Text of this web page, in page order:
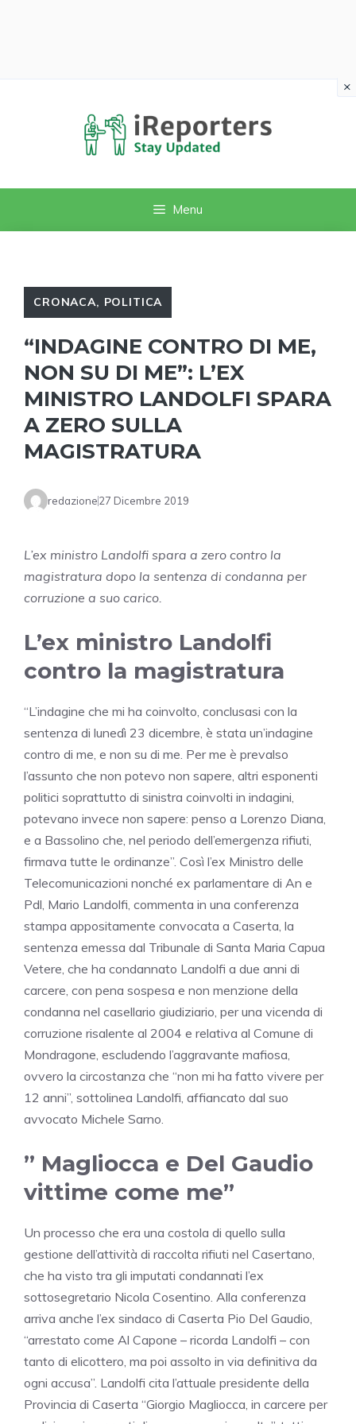
Menu
CRONACA, POLITICA
“INDAGINE CONTRO DI ME,
NON SU DI ME”: L’EX
MINISTRO LANDOLFI SPARA
A ZERO SULLA
MAGISTRATURA
redazione27 Dicembre 2019
L’ex ministro Landolfi spara a zero contro la
magistratura dopo la sentenza di condanna per
corruzione a suo carico.
L’ex ministro Landolfi
contro la magistratura
“L’indagine che mi ha coinvolto, conclusasi con la
sentenza di lunedì 23 dicembre, è stata un’indagine
contro di me, e non su di me. Per me è prevalso
l’assunto che non potevo non sapere, altri esponenti
politici soprattutto di sinistra coinvolti in indagini,
potevano invece non sapere: penso a Lorenzo Diana,
e a Bassolino che, nel periodo dell’emergenza rifiuti,
firmava tutte le ordinanze”. Così l’ex Ministro delle
Telecomunicazioni nonché ex parlamentare di An e
Pdl, Mario Landolfi, commenta in una conferenza
stampa appositamente convocata a Caserta, la
sentenza emessa dal Tribunale di Santa Maria Capua
Vetere, che ha condannato Landolfi a due anni di
carcere, con pena sospesa e non menzione della
condanna nel casellario giudiziario, per una vicenda di
corruzione risalente al 2004 e relativa al Comune di
Mondragone, escludendo l’aggravante mafiosa,
ovvero la circostanza che “non mi ha fatto vivere per
12 anni”, sottolinea Landolfi, affiancato dal suo
avvocato Michele Sarno.
” Magliocca e Del Gaudio
vittime come me”
Un processo che era una costola di quello sulla
gestione dell’attività di raccolta rifiuti nel Casertano,
che ha visto tra gli imputati condannati l’ex
sottosegretario Nicola Cosentino. Alla conferenza
arriva anche l’ex sindaco di Caserta Pio Del Gaudio,
“arrestato come Al Capone – ricorda Landolfi – con
tanto di elicottero, ma poi assolto in via definitiva da
ogni accusa”. Landolfi cita l’attuale presidente della
Provincia di Caserta “Giorgio Magliocca, in carcere per
×